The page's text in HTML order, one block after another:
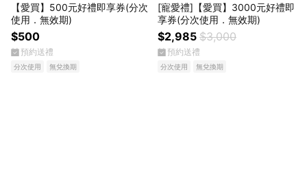
【愛買】500元好禮即享券(分次
使用．無效期)
$500
預約送禮
分次使用 無兌換期
[寵愛禮]【愛買】3000元好禮即
享券(分次使用．無效期)
$2,985 $3,000
預約送禮
分次使用 無兌換期